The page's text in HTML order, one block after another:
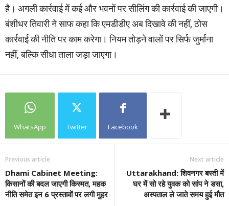
है। अगली कार्रवाई में कई और भवनों पर सीलिंग की कार्रवाई की जाएगी।
बंशीधर तिवारी ने साफ कहा कि एमडीडीए अब दिखावे की नहीं, ठोस
कार्रवाई की नीति पर काम करेगा। नियम तोड़ने वालों पर सिर्फ जुर्माना
नहीं, बल्कि सीधा ताला जड़ा जाएगा।
WhatsApp Twitter Facebook
Previous article
Dhami Cabinet Meeting:
किसानों की बदल जाएगी किस्मत, महक
नीति समेत इन 6 प्रस्तावों पर लगी मुहर
Next article
Uttarakhand: शिवनगर बस्ती में
घर में सो रहे युवक को सांप ने डसा,
अस्पताल ले जाते समय हुई मौत